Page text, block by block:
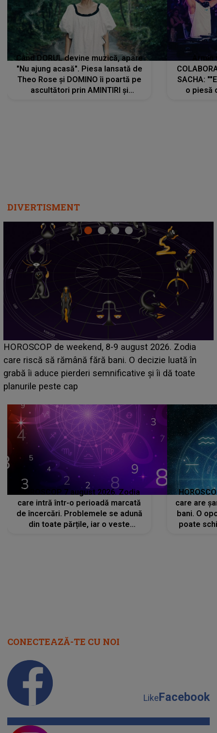
Când DORUL devine muzică, apare
"Nu ajung acasă". Piesa lansată de
Theo Rose și DOMINO îi poartă pe
ascultători prin AMINTIRI și
SACHA:
o piesă
DIVERTISMENT
Emanuel a ținut ACEST DETALIU ASCUNS până
acum! În fața Alexandrei, concurentul din Casa Iubirii
face o MĂRTURISIRE NEAȘTEPTATĂ despre mama
sa: "I-am spus și ei în față, eu nu te iubesc pentru
HOROSCOP 7 august 2026. Zodia
care intră într-o perioadă marcată
de încercări. Problemele se adună
din toate părțile, iar o veste
care are
bani. O
poate
CONECTEAZĂ-TE CU NOI
LikeFacebook